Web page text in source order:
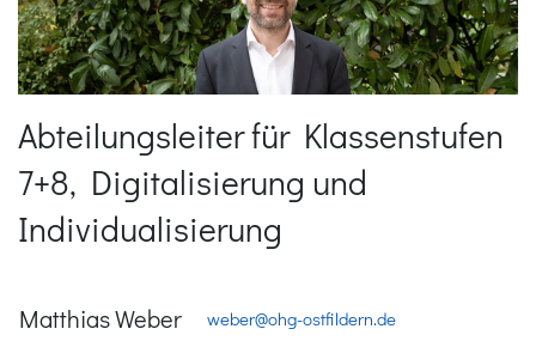
Abteilungsleiter für Klassenstufen
7+8, Digitalisierung und
Individualisierung
Matthias Weber weber@ohg-ostfildern.de